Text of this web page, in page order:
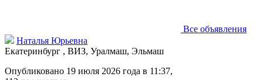
Все объявления
Наталья Юрьевна
Екатеринбург , ВИЗ, Уралмаш, Эльмаш
Опубликовано 19 июля 2026 года в 11:37,